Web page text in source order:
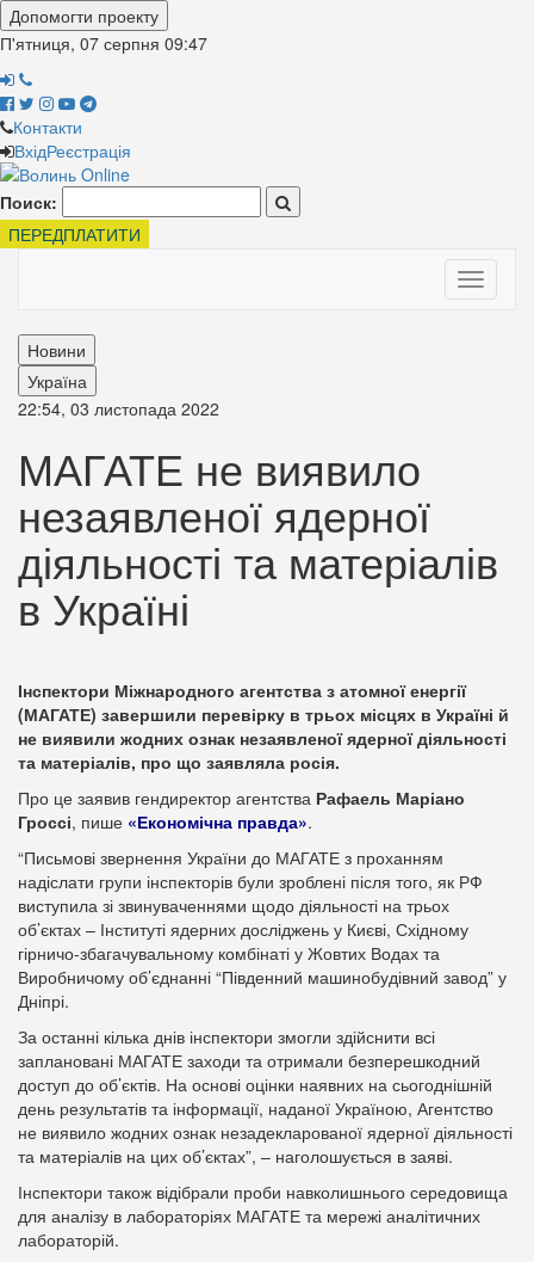
Допомогти проекту
П'ятниця, 07 серпня 09:47
Контакти
ВхідРеєстрація
Поиск:
ПЕРЕДПЛАТИТИ
Toggle
Новини
Україна
22:54, 03 листопада 2022
МАГАТЕ не виявило
незаявленої ядерної
діяльності та матеріалів
в Україні
Інспектори Міжнародного агентства з атомної енергії
(МАГАТЕ) завершили перевірку в трьох місцях в Україні й
не виявили жодних ознак незаявленої ядерної діяльності
та матеріалів, про що заявляла росія.
Про це заявив гендиректор агентства Рафаель Маріано
Гроссі, пише «Економічна правда».
“Письмові звернення України до МАГАТЕ з проханням
надіслати групи інспекторів були зроблені після того, як РФ
виступила зі звинуваченнями щодо діяльності на трьох
об’єктах – Інституті ядерних досліджень у Києві, Східному
гірничо-збагачувальному комбінаті у Жовтих Водах та
Виробничому об’єднанні “Південний машинобудівний завод” у
Дніпрі.
За останні кілька днів інспектори змогли здійснити всі
заплановані МАГАТЕ заходи та отримали безперешкодний
доступ до об’єктів. На основі оцінки наявних на сьогоднішній
день результатів та інформації, наданої Україною, Агентство
не виявило жодних ознак незадекларованої ядерної діяльності
та матеріалів на цих об’єктах”, – наголошується в заяві.
Інспектори також відібрали проби навколишнього середовища
для аналізу в лабораторіях МАГАТЕ та мережі аналітичних
лабораторій.